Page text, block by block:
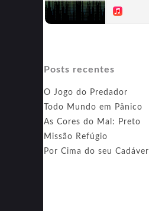
Posts recentes
O Jogo do Predador
Todo Mundo em Pânico
As Cores do Mal: Preto
Missão Refúgio
Por Cima do seu Cadáver